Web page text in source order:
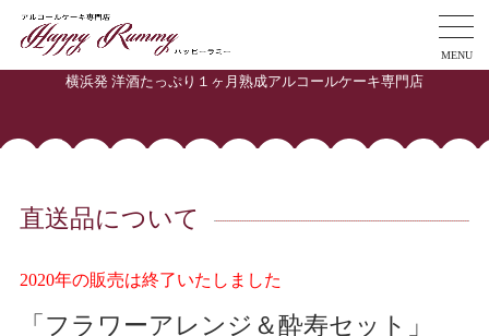
MENU
横浜発 洋酒たっぷり１ヶ月熟成アルコールケーキ専門店
直送品について
2020年の販売は終了いたしました
「フラワーアレンジ＆酔寿セット」